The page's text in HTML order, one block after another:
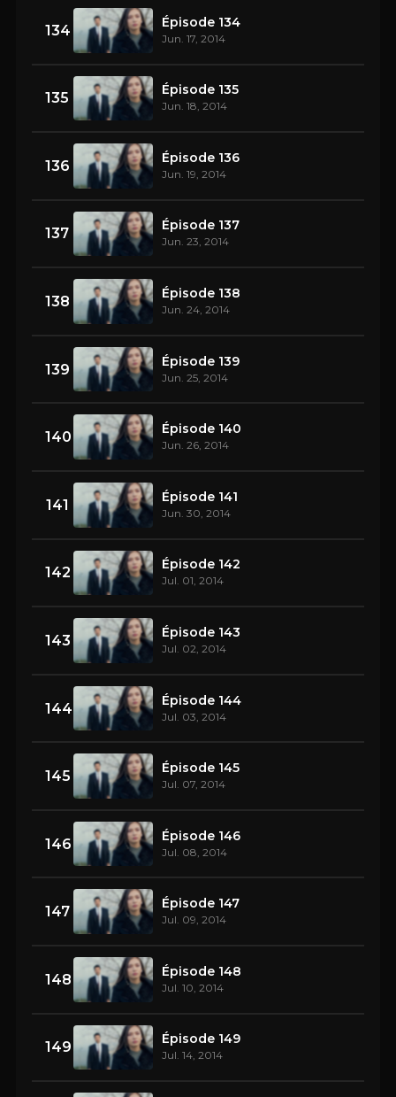
134 Épisode 134
Jun. 17, 2014
135 Épisode 135
Jun. 18, 2014
136 Épisode 136
Jun. 19, 2014
137 Épisode 137
Jun. 23, 2014
138 Épisode 138
Jun. 24, 2014
139 Épisode 139
Jun. 25, 2014
140 Épisode 140
Jun. 26, 2014
141 Épisode 141
Jun. 30, 2014
142 Épisode 142
Jul. 01, 2014
143 Épisode 143
Jul. 02, 2014
144 Épisode 144
Jul. 03, 2014
145 Épisode 145
Jul. 07, 2014
146 Épisode 146
Jul. 08, 2014
147 Épisode 147
Jul. 09, 2014
148 Épisode 148
Jul. 10, 2014
149 Épisode 149
Jul. 14, 2014